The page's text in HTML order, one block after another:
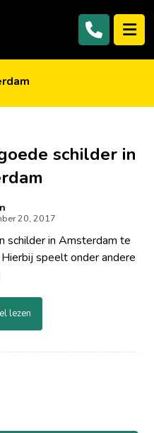
schilder in
20, 2017
schilder in Amsterdam te
speelt onder andere
lezen